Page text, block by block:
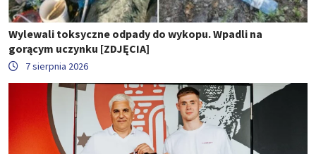
Wylewali toksyczne odpady do wykopu. Wpadli na
gorącym uczynku [ZDJĘCIA]
7 sierpnia 2026